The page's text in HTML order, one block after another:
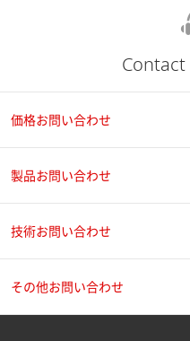
Contact
価格お問い合わせ
製品お問い合わせ
技術お問い合わせ
その他お問い合わせ